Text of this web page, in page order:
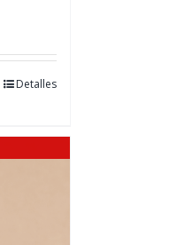
Detalles